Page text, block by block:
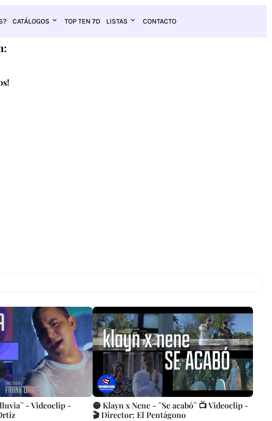
CATÁLOGOS TOP TEN 7D LISTAS CONTACTO
- Videoclip -
🟡 Klayn x Nene - ¨Se acabó¨ 📺 Videoclip -
🎬 Director: El Pentágono